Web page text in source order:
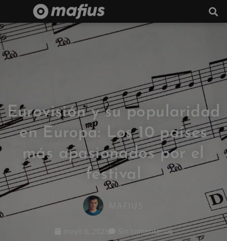
Eurovisión y su popularidad
en Europa: Los 10 países
más apasionados por el
festival
Sin comentarios